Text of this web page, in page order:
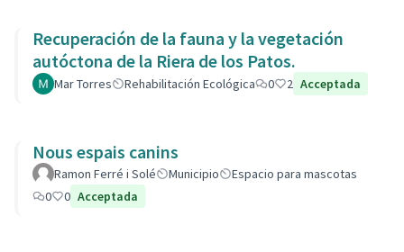
Recuperación de la fauna y la vegetación
autóctona de la Riera de los Patos.
Mar Torres Rehabilitación Ecológica 0 2 Acceptada
Nous espais canins
Ramon Ferré i Solé Municipio
Espacio para mascotas
0
0 Acceptada